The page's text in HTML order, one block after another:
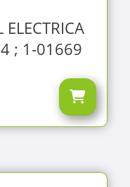
; 1-01669